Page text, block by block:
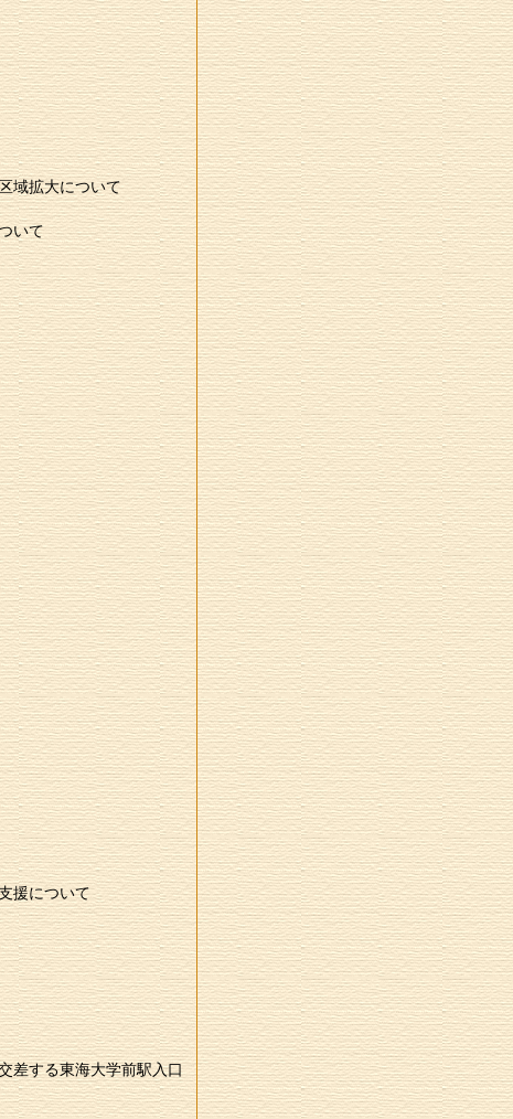
域拡大について
いて
援について
差する東海大学前駅入口